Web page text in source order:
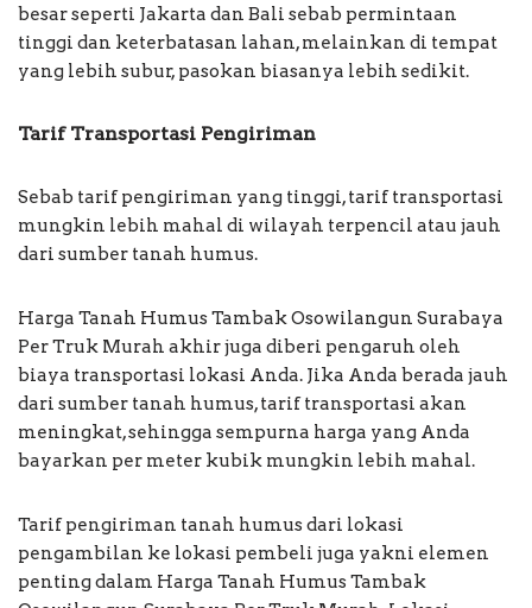
besar seperti Jakarta dan Bali sebab permintaan
tinggi dan keterbatasan lahan, melainkan di tempat
yang lebih subur, pasokan biasanya lebih sedikit.
Tarif Transportasi Pengiriman
Sebab tarif pengiriman yang tinggi, tarif transportasi
mungkin lebih mahal di wilayah terpencil atau jauh
dari sumber tanah humus.
Harga Tanah Humus Tambak Osowilangun Surabaya
Per Truk Murah akhir juga diberi pengaruh oleh
biaya transportasi lokasi Anda. Jika Anda berada jauh
dari sumber tanah humus, tarif transportasi akan
meningkat, sehingga sempurna harga yang Anda
bayarkan per meter kubik mungkin lebih mahal.
Tarif pengiriman tanah humus dari lokasi
pengambilan ke lokasi pembeli juga yakni elemen
penting dalam Harga Tanah Humus Tambak